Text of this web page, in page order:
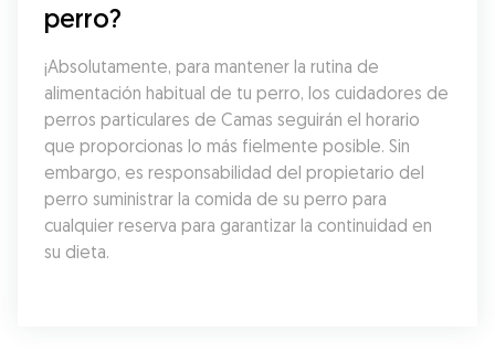
perro?
¡Absolutamente, para mantener la rutina de
alimentación habitual de tu perro, los cuidadores de
perros particulares de Camas seguirán el horario
que proporcionas lo más fielmente posible. Sin
embargo, es responsabilidad del propietario del
perro suministrar la comida de su perro para
cualquier reserva para garantizar la continuidad en
su dieta.